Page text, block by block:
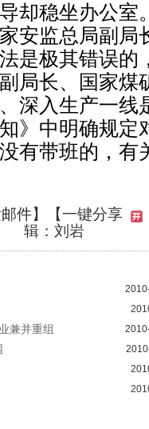
却稳坐办公室
安监总局副局
是极其错误的
局长、国家煤
深入生产一线
》中明确规定
有带班的，有
件】
【一键分享
辑：刘岩
兼并重组